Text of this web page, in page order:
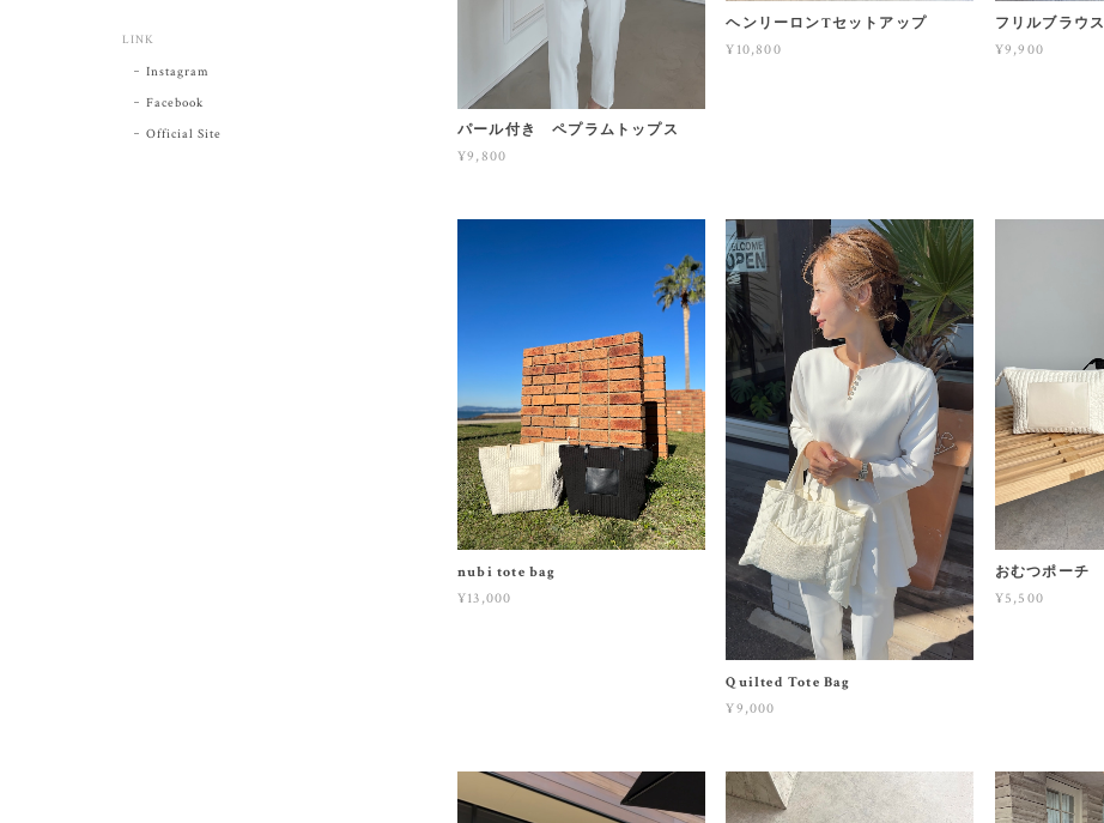
パール付き ペプラムトップス
¥9,800
ヘンリーロンTセットアップ
¥10,800
フリルブラウス
¥9,900
nubi tote bag
¥13,000
Quilted Tote Bag
¥9,000
おむつポーチ
¥5,500
LINK
Instagram
Facebook
Official Site